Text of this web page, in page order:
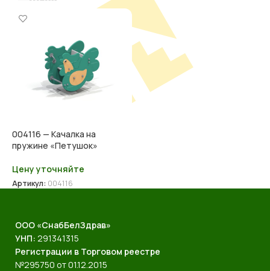
004116 — Качалка на
пружине «Петушок»
Цену уточняйте
Артикул: 004116
ООО «СнабБелЗдрав»
УНП: 291341315
Регистрации в Торговом реестре
№295750 от 01.12.2015